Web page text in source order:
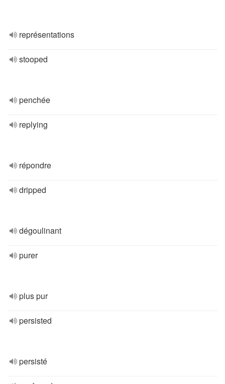
représentations
stooped
penchée
replying
répondre
dripped
dégoulinant
purer
plus pur
persisted
persisté